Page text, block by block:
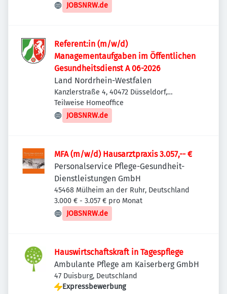
JOBSNRW.de
Referent:in (m/w/d)
Managementaufgaben im Öffentlichen
Gesundheitsdienst A 06-2026
Land Nordrhein-Westfalen
Kanzlerstraße 4, 40472 Düsseldorf,
Deutschland
Teilweise Homeoffice
JOBSNRW.de
MFA (m/w/d) Hausarztpraxis 3.057,-- €
Personalservice Pflege-Gesundheit-
Dienstleistungen GmbH
45468 Mülheim an der Ruhr, Deutschland
3.000 € - 3.057 € pro Monat
JOBSNRW.de
Hauswirtschaftskraft in Tagespflege
Ambulante Pflege am Kaiserberg GmbH
47 Duisburg, Deutschland
Expressbewerbung